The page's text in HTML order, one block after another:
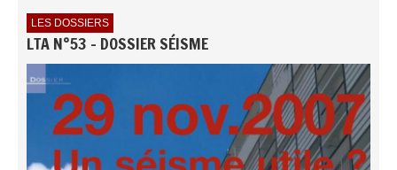
LES DOSSIERS
LTA N°53 - DOSSIER SÉISME